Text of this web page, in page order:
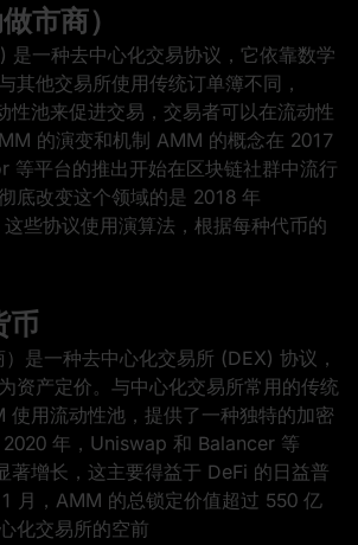
市商）
是一种去中心化交易协议，它依靠数学
其他交易所使用传统订单簿不同，
性池来促进交易，交易者可以在流动性
的演变和机制 AMM 的概念在 2017
等平台的推出开始在区块链社群中流行
底改变这个领域的是 2018 年
些协议使用演算法，根据每种代币的
币
是一种去中心化交易所 (DEX) 协议，
资产定价。与中心化交易所常用的传统
使用流动性池，提供了一种独特的加密
年，Uniswap 和 Balancer 等
著增长，这主要得益于 DeFi 的日益普
月，AMM 的总锁定价值超过 550 亿
化交易所的空前